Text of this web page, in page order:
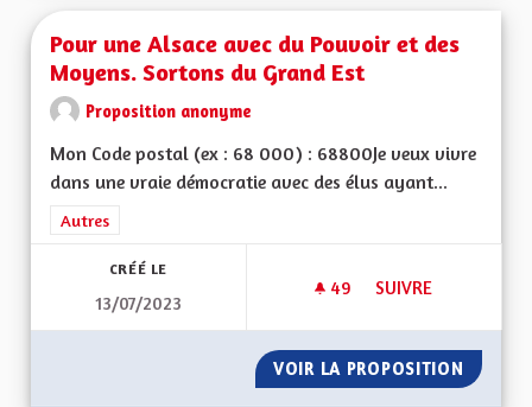
Pour une Alsace avec du Pouvoir et des
Moyens. Sortons du Grand Est
Proposition anonyme
Mon Code postal (ex : 68 000) : 68800Je veux vivre
dans une vraie démocratie avec des élus ayant...
Filtrer les résultats de la catégorie : Autres
Autres
CRÉÉ LE
13/07/2023
49 49 ABONNÉS
SUIVRE
VOIR LA PROPOSITION POUR